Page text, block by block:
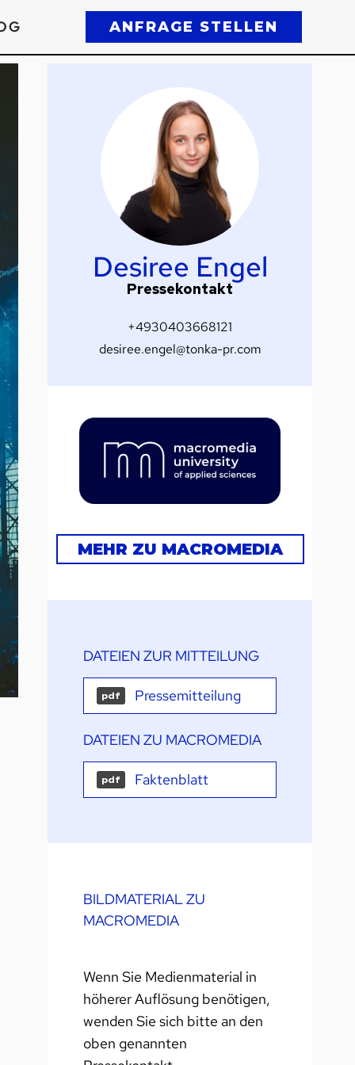
ANFRAGE STELLEN
Desiree Engel
Pressekontakt
+4930403668121
desiree.engel@tonka-pr.com
MEHR ZU MACROMEDIA
DATEIEN ZUR MITTEILUNG
pdf Pressemitteilung
DATEIEN ZU MACROMEDIA
pdf Faktenblatt
BILDMATERIAL ZU
MACROMEDIA
Wenn Sie Medienmaterial in
höherer Auflösung benötigen,
wenden Sie sich bitte an den
oben genannten